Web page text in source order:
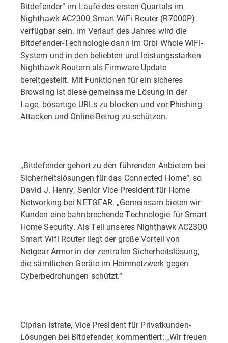
Bitdefender“ im Laufe des ersten Quartals im
Nighthawk AC2300 Smart WiFi Router (R7000P)
verfügbar sein. Im Verlauf des Jahres wird die
Bitdefender-Technologie dann im Orbi Whole WiFi-
System und in den beliebten und leistungsstarken
Nighthawk-Routern als Firmware Update
bereitgestellt. Mit Funktionen für ein sicheres
Browsing ist diese gemeinsame Lösung in der
Lage, bösartige URLs zu blocken und vor Phishing-
Attacken und Online-Betrug zu schützen.
„Bitdefender gehört zu den führenden Anbietern bei
Sicherheitslösungen für das Connected Home“, so
David J. Henry, Senior Vice President für Home
Networking bei NETGEAR. „Gemeinsam bieten wir
Kunden eine bahnbrechende Technologie für Smart
Home Security. Als Teil unseres Nighthawk AC2300
Smart Wifi Router liegt der große Vorteil von
Netgear Armor in der zentralen Sicherheitslösung,
die sämtlichen Geräte im Heimnetzwerk gegen
Cyberbedrohungen schützt.“
Ciprian Istrate, Vice President für Privatkunden-
Lösungen bei Bitdefender, kommentiert: „Wir freuen